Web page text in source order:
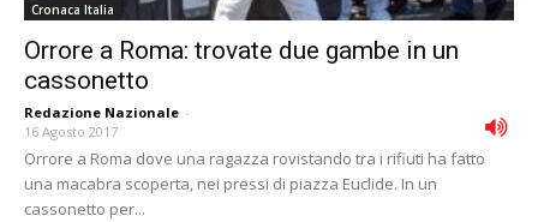
Cronaca Italia
Orrore a Roma: trovate due gambe in un
cassonetto
Redazione Nazionale -
16 Agosto 2017
Orrore a Roma dove una ragazza rovistando tra i rifiuti ha fatto
una macabra scoperta, nei pressi di piazza Euclide. In un
cassonetto per...